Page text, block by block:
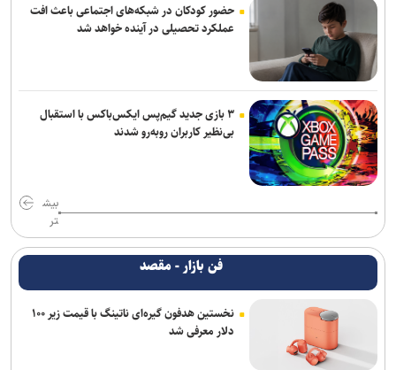
حضور کودکان در شبکه‌های اجتماعی باعث افت
عملکرد تحصیلی در آینده خواهد شد
۳ بازی جدید گیم‌پس ایکس‌باکس با استقبال
بی‌نظیر کاربران روبه‌رو شدند
بیش
تر
فن بازار - مقصد
نخستین هدفون گیره‌ای ناتینگ با قیمت زیر ۱۰۰
دلار معرفی شد